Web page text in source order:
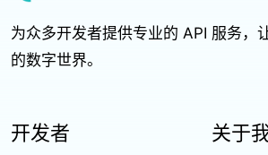
为众多开发者提供专业的 API 服务，
的数字世界。
开发者 关于